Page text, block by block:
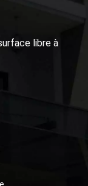
libre à